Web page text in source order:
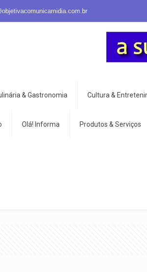
& Gastronomia Cultura &
Olá! Informa Produtos & Serviços